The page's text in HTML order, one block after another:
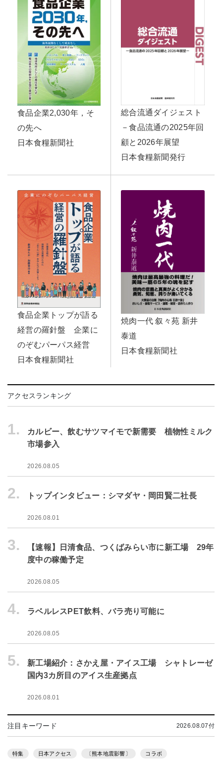
食品企業2,030年，そ
の先へ
日本食糧新聞社
総合流通ダイジェスト
－食品流通の2025年回
顧と2026年展望
日本食糧新聞発行
食品企業トップが語る
経営の羅針盤 企業に
のぞむパーパス経営
日本食糧新聞社
焼肉一代 叙々苑 新井
泰道
日本食糧新聞社
アクセスランキング
1.
カルビー、飲むサツマイモで新需要 植物性ミルク
市場参入
2026.08.05
2. トップインタビュー：シマダヤ・岡田賢二社長
2026.08.01
3.
【速報】日清食品、つくばみらい市に新工場 29年
度中の稼働予定
2026.08.05
4. ラベルレスPET飲料、バラ売り可能に
2026.08.05
5.
新工場紹介：さかえ屋・アイス工場 シャトレーゼ
国内3カ所目のアイス生産拠点
2026.08.01
注目キーワード 2026.08.07付
特集 日本アクセス 〔熊本地震影響〕 コラボ